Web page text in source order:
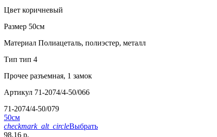
Цвет коричневый
Размер 50см
Материал Полиацеталь, полиэстер, металл
Тип тип 4
Прочее разъемная, 1 замок
Артикул 71-2074/4-50/066
71-2074/4-50/079
50см
checkmark_alt_circleВыбрать
98.16 р.